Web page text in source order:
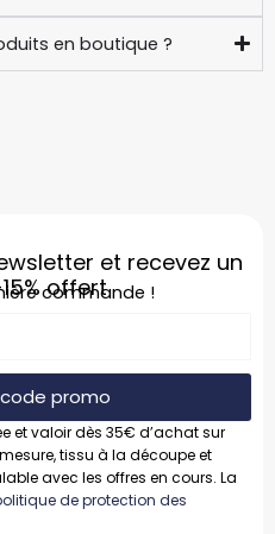
en boutique ?
et recevez un
offert
commande !
promo
et valoir dès 35€ d’achat sur
tissu à la découpe et
avec les offres en cours. La
de protection des